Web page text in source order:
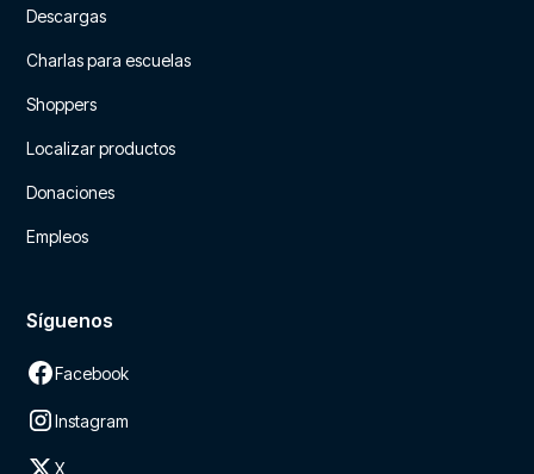
Descargas
Charlas para escuelas
Shoppers
Localizar productos
Donaciones
Empleos
Síguenos
Facebook
Instagram
X